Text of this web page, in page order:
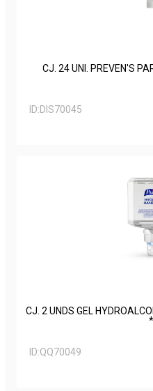
CJ. 24 UNI. PREVEN'S
ID:DIS70045
CJ. 2 UNDS GEL
* I
ID:QQ70049